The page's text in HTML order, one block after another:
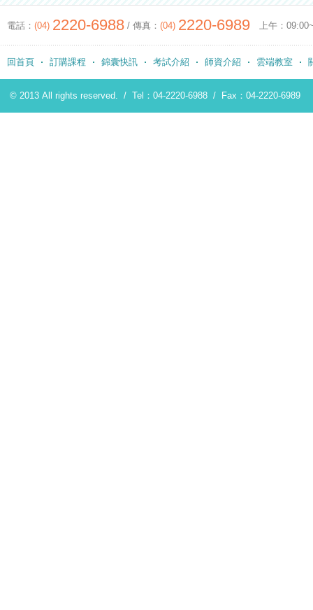
電話： (04) 2220-6988 / 傳真： (04) 2220-6989 上午：
回首頁 訂購課程 錦囊快訊 考試介紹 師資介紹 雲端教室
© 2013 All rights reserved. / Tel：04-2220-6988 / Fax：04-2220-6989